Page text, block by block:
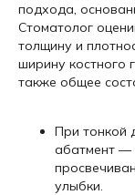
подхода,
Стоматолог
толщину и
ширину костного
также общее
При тонкой
абатмент —
улыбки.